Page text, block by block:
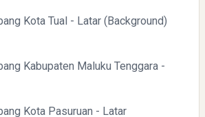
Depan Buruh Indonesia dengan
Kota Tual - Latar (Background)
Kabupaten Maluku Tenggara -
Kota Pasuruan - Latar